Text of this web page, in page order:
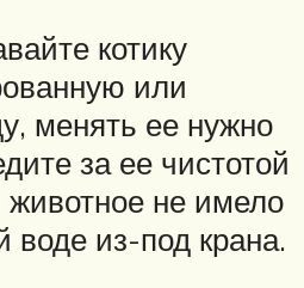
котику
или
менять ее нужно
за ее чистотой
не имело
воде из-под крана.